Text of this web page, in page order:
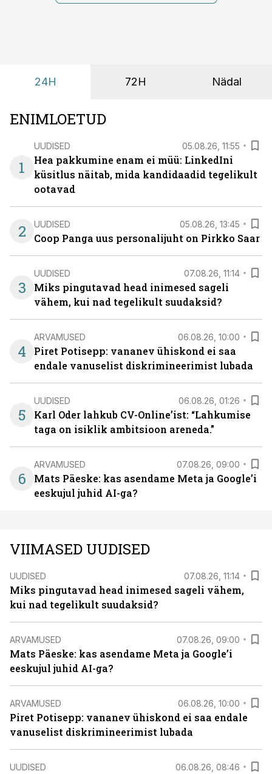
24H 72H Nädal
ENIMLOETUD
1
UUDISED 05.08.26, 11:55
Hea pakkumine enam ei müü: LinkedIni
küsitlus näitab, mida kandidaadid tegelikult
ootavad
2 UUDISED 05.08.26, 13:45
Coop Panga uus personalijuht on Pirkko Saar
3
UUDISED 07.08.26, 11:14
Miks pingutavad head inimesed sageli
vähem, kui nad tegelikult suudaksid?
4
ARVAMUSED 06.08.26, 10:00
Piret Potisepp: vananev ühiskond ei saa
endale vanuselist diskrimineerimist lubada
5
UUDISED 06.08.26, 01:26
Karl Oder lahkub CV-Online’ist: “Lahkumise
taga on isiklik ambitsioon areneda.”
6
ARVAMUSED 07.08.26, 09:00
Mats Päeske: kas asendame Meta ja Google’i
eeskujul juhid AI-ga?
VIIMASED UUDISED
UUDISED 07.08.26, 11:14
Miks pingutavad head inimesed sageli vähem,
kui nad tegelikult suudaksid?
ARVAMUSED 07.08.26, 09:00
Mats Päeske: kas asendame Meta ja Google’i
eeskujul juhid AI-ga?
ARVAMUSED 06.08.26, 10:00
Piret Potisepp: vananev ühiskond ei saa endale
vanuselist diskrimineerimist lubada
UUDISED 06.08.26, 08:46